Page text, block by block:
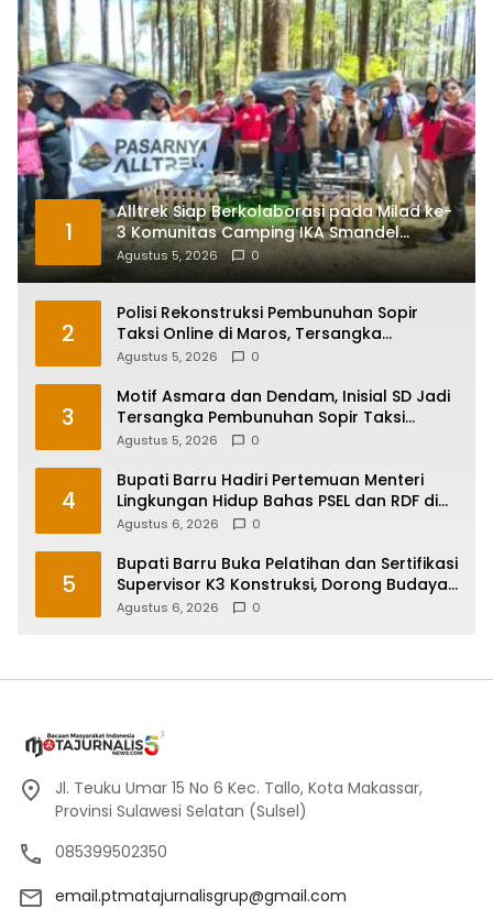
1
Alltrek Siap Berkolaborasi pada Milad ke-
3 Komunitas Camping IKA Smandel
Makassar di Malino
Agustus 5, 2026 0
2
Polisi Rekonstruksi Pembunuhan Sopir
Taksi Online di Maros, Tersangka
Peragakan 24 Adegan
Agustus 5, 2026 0
3
Motif Asmara dan Dendam, Inisial SD Jadi
Tersangka Pembunuhan Sopir Taksi
Online di Maros
Agustus 5, 2026 0
4
Bupati Barru Hadiri Pertemuan Menteri
Lingkungan Hidup Bahas PSEL dan RDF di
Sulsel
Agustus 6, 2026 0
5
Bupati Barru Buka Pelatihan dan Sertifikasi
Supervisor K3 Konstruksi, Dorong Budaya
Zero Accident
Agustus 6, 2026 0
Jl. Teuku Umar 15 No 6 Kec. Tallo, Kota Makassar,
Provinsi Sulawesi Selatan (Sulsel)
085399502350
email.ptmatajurnalisgrup@gmail.com